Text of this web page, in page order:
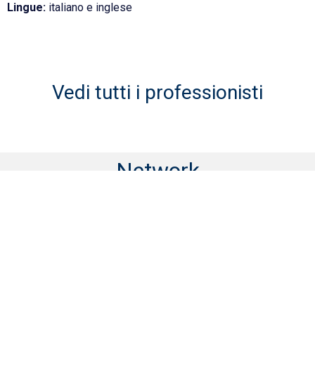
Lingue: italiano e inglese
Vedi tutti i professionisti
Network